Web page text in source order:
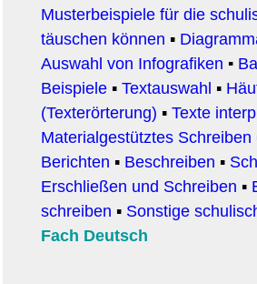
Musterbeispiele für die
täuschen können ▪
Auswahl von Infografiken ▪
Beispiele ▪ Textauswahl ▪
(Texterörterung) ▪ Texte
Materialgestütztes Schreiben
Berichten ▪ Beschreiben ▪
Erschließen und Schreiben ▪
schreiben ▪ Sonstige
Fach Deutsch